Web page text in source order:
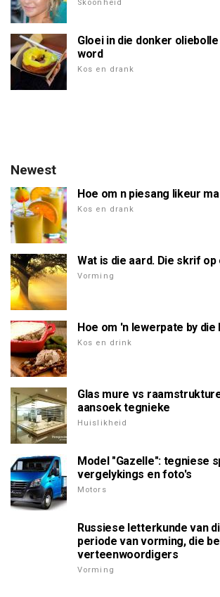
Skoonheid
Gloei in die donker
word
Kos en drank
Newest
Hoe om n piesang likeur
Kos en drank
Wat is die aard. Die skrif
Vorming
Hoe om 'n lewerpate by die
Kos en drink
Glas mure vs
aansoek tegnieke
Huislikheid
Model "Gazelle": tegniese
vergelykings en foto's
Motors
Russiese letterkunde van
periode van vorming, die
verteenwoordigers
Vorming